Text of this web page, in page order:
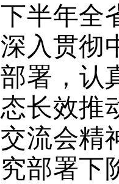
下半年全
深入贯彻
部署，认
态长效推
交流会精
究部署下